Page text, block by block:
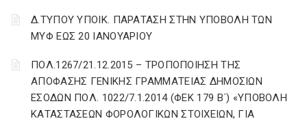
Δ.ΤΥΠΟΥ ΥΠΟΙΚ. ΠΑΡΑΤΑΣΗ ΣΤΗΝ ΥΠΟΒΟΛΗ ΤΩΝ
ΜΥΦ ΕΩΣ 20 ΙΑΝΟΥΑΡΙΟΥ
ΠΟΛ.1267/21.12.2015 – ΤΡΟΠΟΠΟΙΗΣΗ ΤΗΣ
ΑΠΟΦΑΣΗΣ ΓΕΝΙΚΗΣ ΓΡΑΜΜΑΤΕΙΑΣ ΔΗΜΟΣΙΩΝ
ΕΣΟΔΩΝ ΠΟΛ. 1022/7.1.2014 (ΦΕΚ 179 Β΄) «ΥΠΟΒΟΛΗ
ΚΑΤΑΣΤΑΣΕΩΝ ΦΟΡΟΛΟΓΙΚΩΝ ΣΤΟΙΧΕΙΩΝ, ΓΙΑ